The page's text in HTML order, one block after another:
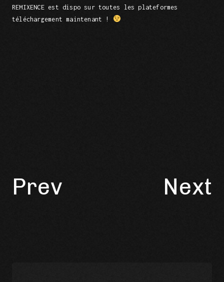
REMIXENCE est dispo sur toutes les plateformes
téléchargement maintenant !
Prev Next